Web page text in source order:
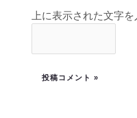
上に表示された文字